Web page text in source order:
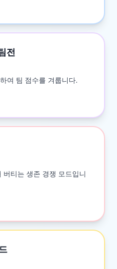
전
여 팀 점수를 겨룹니다.
티는 생존 경쟁 모드입니